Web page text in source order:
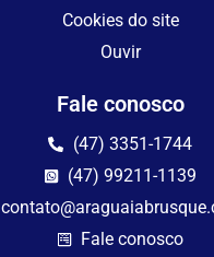
Cookies do site
Ouvir
Fale conosco
(47) 3351-1744
(47) 99211-1139
Fale conosco